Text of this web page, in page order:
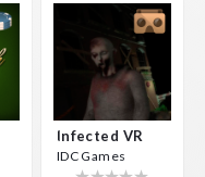
Infected VR
IDC Games